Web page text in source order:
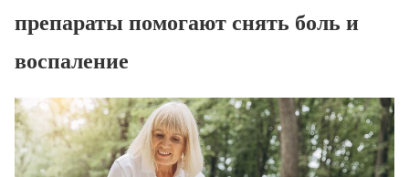
препараты помогают снять боль и
воспаление